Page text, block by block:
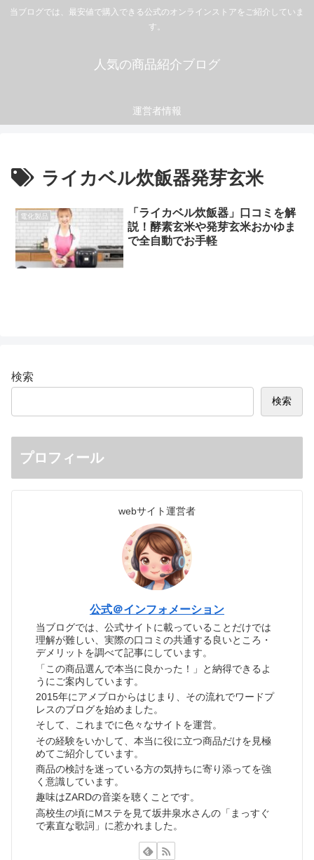
当ブログでは、最安値で購入できる公式のオンラインストアをご紹介していま
す。
人気の商品紹介ブログ
運営者情報
ライカベル炊飯器発芽玄米
電化製品
「ライカベル炊飯器」口コミを解
説！酵素玄米や発芽玄米おかゆま
で全自動でお手軽
検索
検索
プロフィール
webサイト運営者
公式＠インフォメーション
当ブログでは、公式サイトに載っていることだけでは
理解が難しい、実際の口コミの共通する良いところ・
デメリットを調べて記事にしています。
「この商品選んで本当に良かった！」と納得できるよ
うにご案内しています。
2015年にアメブロからはじまり、その流れでワードプ
レスのブログを始めました。
そして、これまでに色々なサイトを運営。
その経験をいかして、本当に役に立つ商品だけを見極
めてご紹介しています。
商品の検討を迷っている方の気持ちに寄り添ってを強
く意識しています。
趣味はZARDの音楽を聴くことです。
高校生の頃にMステを見て坂井泉水さんの「まっすぐ
で素直な歌詞」に惹かれました。